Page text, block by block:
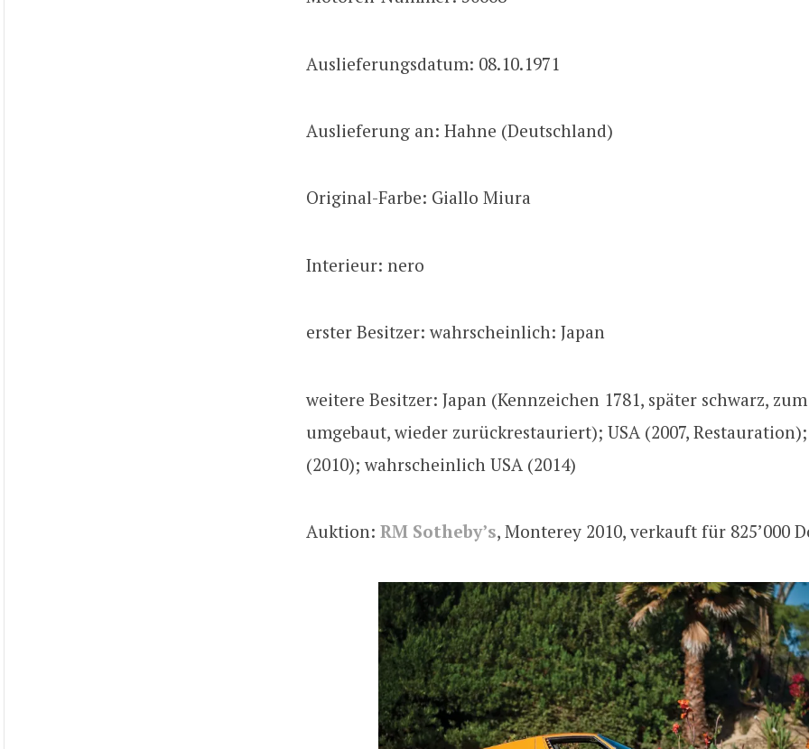
Auslieferungsdatum: 08.10.1971
Auslieferung an: Hahne (Deutschland)
Original-Farbe: Giallo Miura
Interieur: nero
erster Besitzer: wahrscheinlich: Japan
weitere Besitzer: Japan (Kennzeichen 1781, später schwarz, zum
umgebaut, wieder zurückrestauriert); USA (2007,
(2010); wahrscheinlich USA (2014)
Auktion: RM Sotheby’s, Monterey 2010, verkauft für 825’000